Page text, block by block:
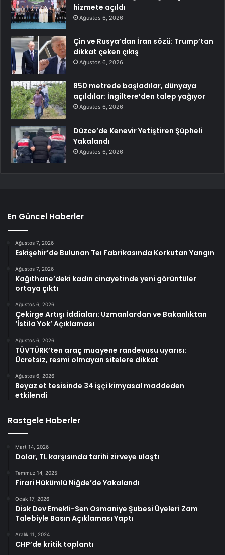
hizmete açıldı
Ağustos 6, 2026
Çin ve Rusya’dan İran sözü: Trump’tan
dikkat çeken çıkış
Ağustos 6, 2026
850 metrede başladılar, dünyaya
açıldılar: İngiltere’den talep yağıyor
Ağustos 6, 2026
Düzce’de Kenevir Yetiştiren Şüpheli
Yakalandı
Ağustos 6, 2026
En Güncel Haberler
Ağustos 7, 2026
Eskişehir’de Bulunan Teı Fabrikasında Korkutan Yangın
Ağustos 7, 2026
Kağıthane’deki kadın cinayetinde yeni görüntüler
ortaya çıktı
Ağustos 6, 2026
Çekirge Artışı İddiaları: Uzmanlardan ve Bakanlıktan
‘İstila Yok’ Açıklaması
Ağustos 6, 2026
TÜVTÜRK’ten araç muayene randevusu uyarısı:
Ücretsiz, resmi olmayan sitelere dikkat
Ağustos 6, 2026
Beyaz et tesisinde 34 işçi kimyasal maddeden
etkilendi
Rastgele Haberler
Mart 14, 2026
Dolar, TL karşısında tarihi zirveye ulaştı
Temmuz 14, 2025
Firari Hükümlü Niğde’de Yakalandı
Ocak 17, 2026
Disk Dev Emekli-Sen Osmaniye Şubesi Üyeleri Zam
Talebiyle Basın Açıklaması Yaptı
Aralık 11, 2024
CHP’de kritik toplantı